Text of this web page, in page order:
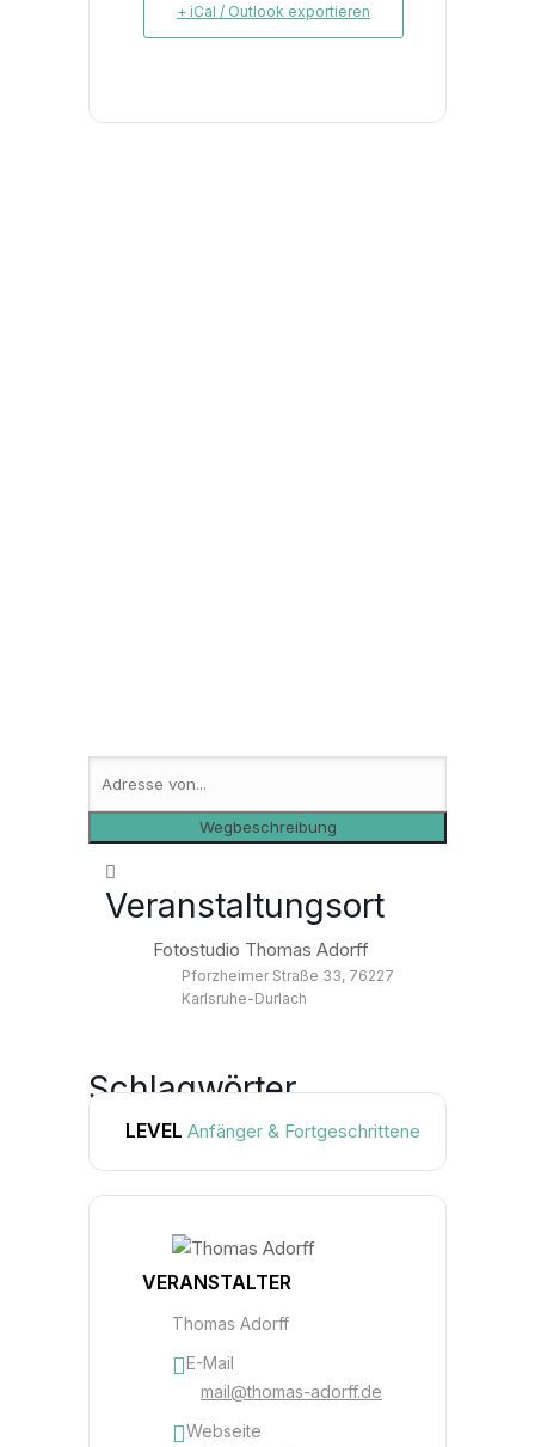
+ iCal / Outlook exportieren
Veranstaltungsort
Fotostudio Thomas Adorff
Pforzheimer Straße 33, 76227
Karlsruhe-Durlach
Schlagwörter
FOTO STUDIOABEND
LEVEL Anfänger & Fortgeschrittene
VERANSTALTER
Thomas Adorff
E-Mail
mail@thomas-adorff.de
Webseite